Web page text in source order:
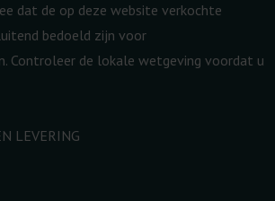
dat de op deze website verkochte
bedoeld zijn voor
Controleer de lokale wetgeving voordat u
LEVERING